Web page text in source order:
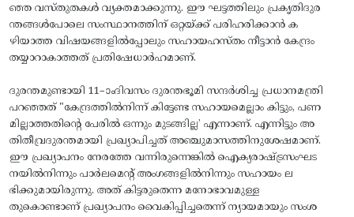
ഞ്ഞ വസ്തുതകൾ വ്യക്തമാക്കുന്നു. ഈ ഘട്ടത്തിലും പ്രകൃതിദുര
ന്തങ്ങൾപോലെ സംസ്ഥാനത്തിന് ഒറ്റയ്‌ക്ക് പരിഹരിക്കാൻ ക
ഴിയാത്ത വിഷയങ്ങളിൽപ്പോലും സഹായഹസ്തം നീട്ടാൻ കേന്ദ്രം
തയ്യാറാകാത്തത് പ്രതിഷേധാർഹമാണ്.
ദുരന്തമുണ്ടായി 11–ാംദിവസം ദുരന്തഭൂമി സന്ദർശിച്ച പ്രധാനമന്ത്രി
പറഞ്ഞത് "കേന്ദ്രത്തിൽനിന്ന്‌ കിട്ടേണ്ട സഹായമെല്ലാം കിട്ടും, പണ
മില്ലാത്തതിന്റെ പേരിൽ ഒന്നും മുടങ്ങില്ല’ എന്നാണ്. എന്നിട്ടും അ
തിതീവ്രദുരന്തമായി പ്രഖ്യാപിച്ചത് അഞ്ചുമാസത്തിനുശേഷമാണ്.
ഈ പ്രഖ്യാപനം നേരത്തേ വന്നിരുന്നെങ്കിൽ ഐക്യരാഷ്ട്രസംഘട
നയിൽനിന്നും പാർലമെന്റ്‌ അംഗങ്ങളിൽനിന്നും സഹായം ല
ഭിക്കുമായിരുന്നു. അത്‌ കിട്ടരുതെന്ന മനോഭാവമുള്ള
തുകൊണ്ടാണ് പ്രഖ്യാപനം വൈകിപ്പിച്ചതെന്ന് ന്യായമായും സംശ